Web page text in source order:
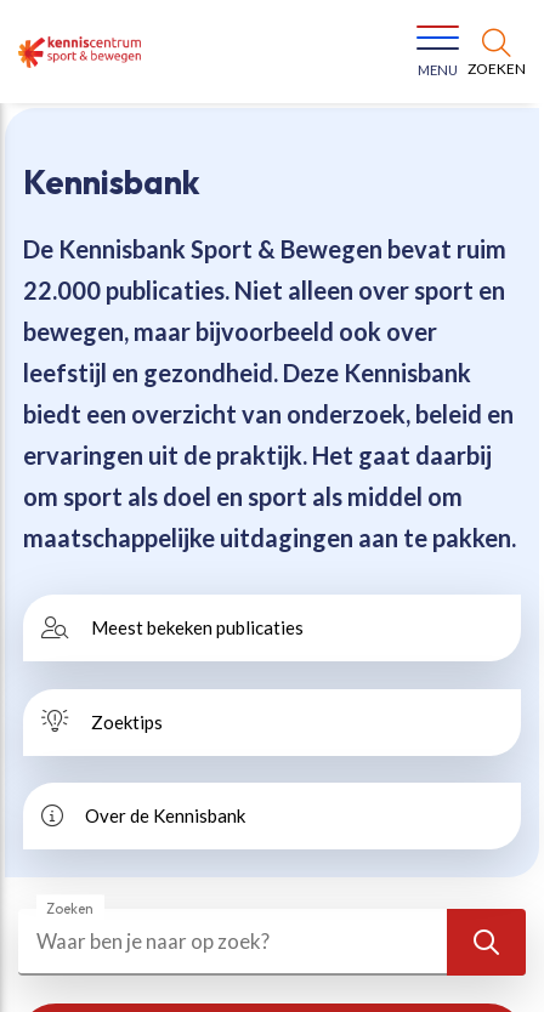
ZOEKEN
MENU
Kennisbank
De Kennisbank Sport & Bewegen bevat ruim
22.000 publicaties. Niet alleen over sport en
bewegen, maar bijvoorbeeld ook over
leefstijl en gezondheid. Deze Kennisbank
biedt een overzicht van onderzoek, beleid en
ervaringen uit de praktijk. Het gaat daarbij
om sport als doel en sport als middel om
maatschappelijke uitdagingen aan te pakken.
Meest bekeken publicaties
Zoektips
Over de Kennisbank
Zoeken
Zoeken
Bewegen voor een gezonde leefstijl
Jeugd in beweging
Vitaal ouder worden
Maatschappelijke waarde
Beweegvriendelijke omgeving
Esports, gaming en gamification
Alle thema’s
Ons team
Onze missie
Onze werkwijze
Organisatie
Werken bij